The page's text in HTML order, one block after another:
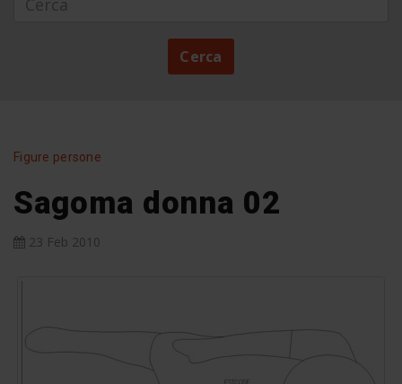
Cerca
Figure persone
Sagoma donna 02
23 Feb 2010